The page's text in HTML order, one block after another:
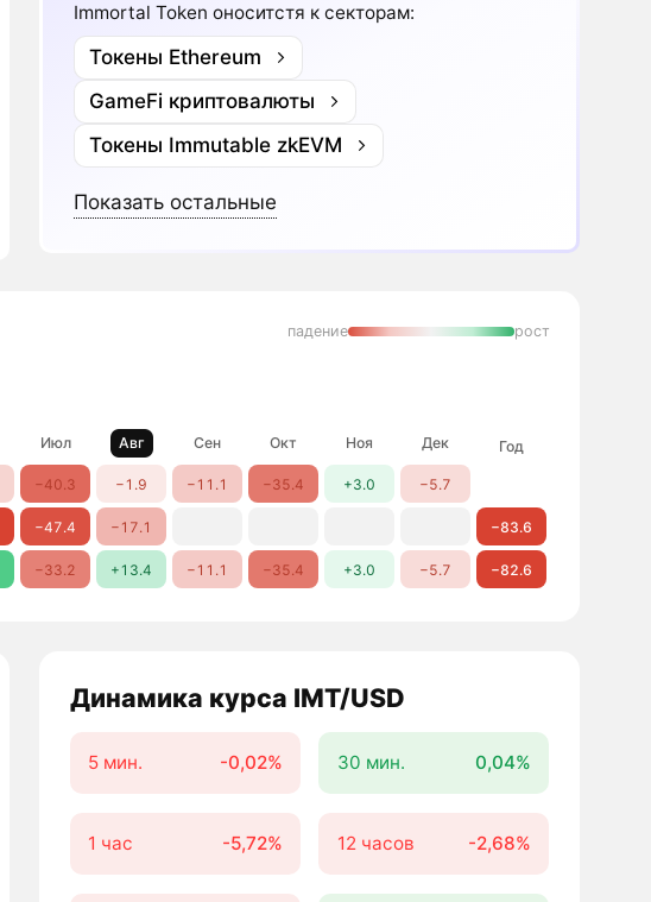
Immortal Token оноситстя к секторам:
Токены Ethereum
GameFi криптовалюты
Токены Immutable zkEVM
Показать остальные
падение рост
Июл Авг Сен Окт Ноя Дек Год
−40.3 −1.9 −11.1 −35.4 +3.0 −5.7
−47.4 −17.1 −83.6
−33.2 +13.4 −11.1 −35.4 +3.0 −5.7 −82.6
Динамика курса IMT/USD
5 мин. -0,02% 30 мин. 0,04%
1 час -5,72% 12 часов -2,68%